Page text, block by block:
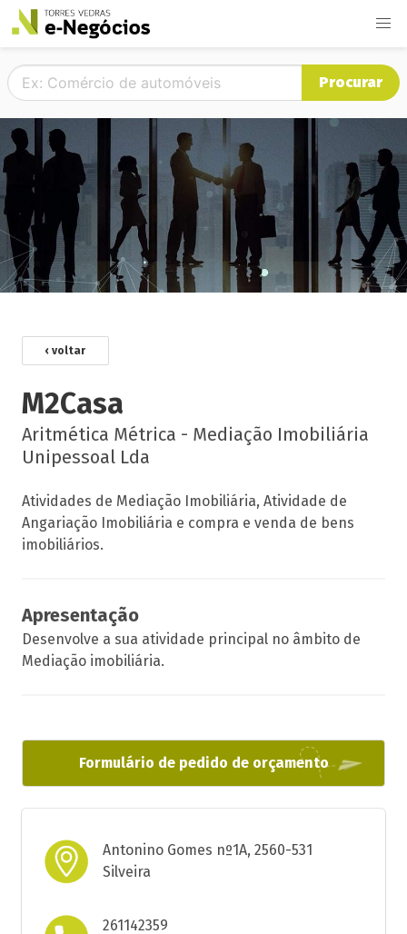
Procurar
‹ voltar
M2Casa
Aritmética Métrica - Mediação Imobiliária
Unipessoal Lda
Atividades de Mediação Imobiliária, Atividade de
Angariação Imobiliária e compra e venda de bens
imobiliários.
Apresentação
Desenvolve a sua atividade principal no âmbito de
Mediação imobiliária.
Formulário de pedido de orçamento
Antonino Gomes nº1A, 2560-531
Silveira
261142359